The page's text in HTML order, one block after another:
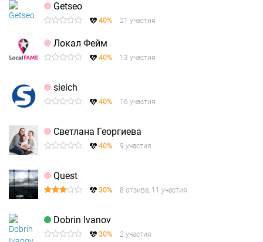
Getseo
40% 21 участия
Локал Фейм
40% 13 участия
sieich
40% 16 участия
Светлана Георгиева
40% 9 участия
Quest
30% 8 отзива, 11 участия
Dobrin Ivanov
30% 2 участия